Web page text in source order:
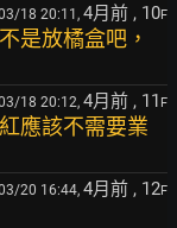
18 20:11, 4月前 , 10F
是放橘盒吧，
18 20:12, 4月前 , 11 F
應該不需要業
20 16:44, 4月前 , 12F